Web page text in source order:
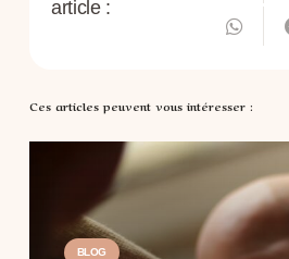
article :
Ces articles peuvent vous intéresser :
BLOG